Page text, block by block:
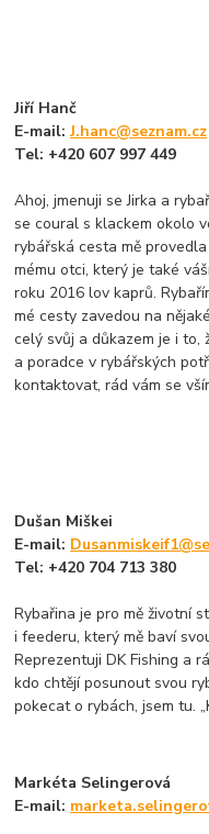
Jiří Hanč
E-mail:J.hanc@seznam.cz
Tel: +420 607 997 449
Ahoj, jmenuji se Jirka a
se coural s klackem okolo
rybářská cesta mě
mému otci, který je také
roku 2016 lov kaprů.
mé cesty zavedou na
celý svůj a důkazem je i to,
a poradce v rybářských
kontaktovat, rád vám se
Dušan Miškei
E-mail:
Tel: +420 704 713 380
Rybařina je pro mě životní
i feederu, který mě baví
Reprezentuji DK Fishing a
kdo chtějí posunout svou
pokecat o rybách, jsem tu.
Markéta Selingerová
E-mail: